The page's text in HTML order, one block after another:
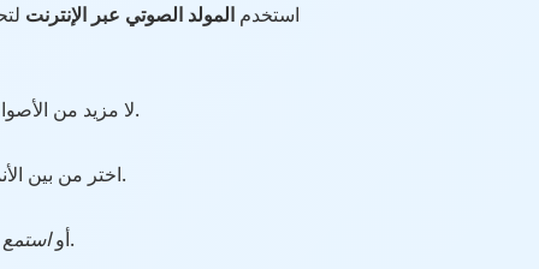
استخدمالمولد الصوتي عبر الإنترنت لتحويل
لا مزيد منأصواتًا ذكورية وأنثوية وأصوات أطفال مع نبرات عاطفية مختلفة.
اختر من بينتتكيف مع احتياجاتك.
بصيغة MP3 أو—مثالي للكتب الصوتية والتعليم الإلكتروني.